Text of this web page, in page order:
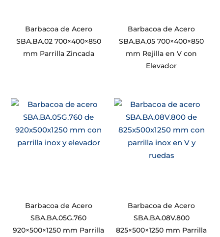
Barbacoa de Acero
SBA.BA.02 700×400×850
mm Parrilla Zincada
Barbacoa de Acero
SBA.BA.05 700×400×850
mm Rejilla en V con
Elevador
Barbacoa de Acero
SBA.BA.05G.760
920×500×1250 mm Parrilla
Barbacoa de Acero
SBA.BA.08V.800
825×500×1250 mm Parrilla